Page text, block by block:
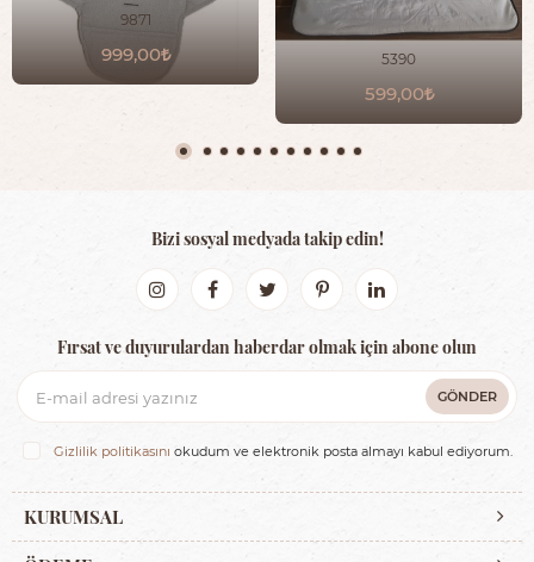
9871
999,00 5390
599,00
KURUMSAL
Bizi sosyal medyada takip edin!
Fırsat ve duyurulardan haberdar olmak için abone olun
GÖNDER
Gizlilik politikasını okudum ve elektronik posta almayı kabul ediyorum.